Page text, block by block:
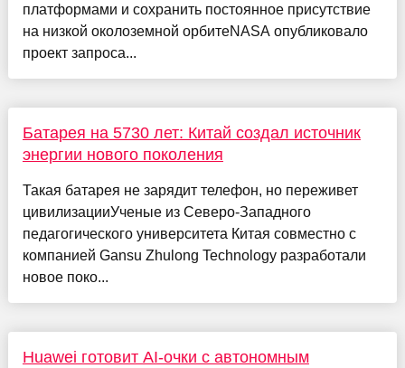
платформами и сохранить постоянное присутствие
на низкой околоземной орбитеNASA опубликовало
проект запроса...
Батарея на 5730 лет: Китай создал источник
энергии нового поколения
Такая батарея не зарядит телефон, но переживет
цивилизацииУченые из Северо-Западного
педагогического университета Китая совместно с
компанией Gansu Zhulong Technology разработали
новое поко...
Huawei готовит AI-очки с автономным